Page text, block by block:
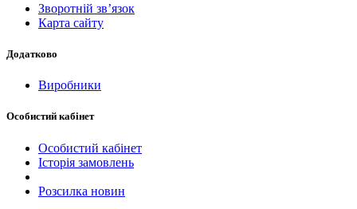
Зворотній зв’язок
Карта сайту
Додатково
Виробники
Особистий кабінет
Особистий кабінет
Історія замовлень
Розсилка новин